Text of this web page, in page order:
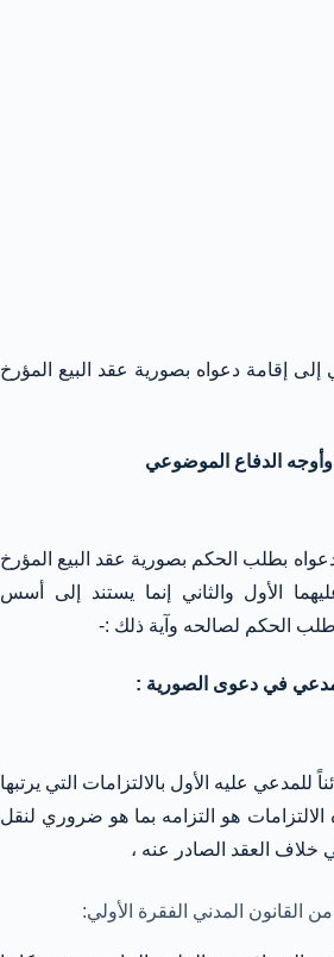
إقامة دعواه بصورية عقد البيع المؤرخ
وأوجه الدفاع الموضوعي
بطلب الحكم بصورية عقد البيع المؤرخ
الأول والثاني إنما يستند إلى أسس
طلب الحكم لصالحه وآية ذلك :-
في دعوى الصورية :
للمدعي عليه الأول بالالتزامات التي يرتبها
هو التزامه بما هو ضروري لنقل
خلاف العقد الصادر عنه ،